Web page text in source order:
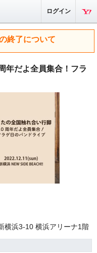
ログイン
終了について
だよ全員集合！フラ
横浜3-10 横浜アリーナ1階